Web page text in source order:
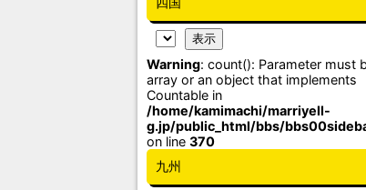
Warning: count(): Parameter must
array or an object that implements
Countable in
/home/kamimachi/marriyell-
g.jp/public_html/bbs/
on line 370
九州